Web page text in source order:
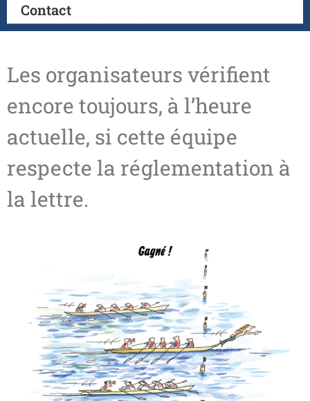
Contact
Les organisateurs vérifient
encore toujours, à l’heure
actuelle, si cette équipe
respecte la réglementation à
la lettre.